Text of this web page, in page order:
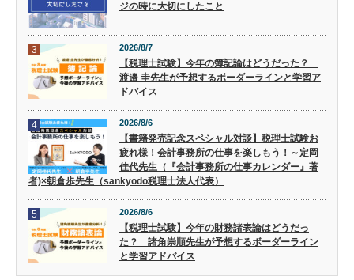
ジの時に大切にしたこと
3 2026/8/7
【税理士試験】今年の簿記論はどうだった？
渡邉 圭先生が予想するボーダーラインと学習ア
ドバイス
4 2026/8/6
【書籍発売記念スペシャル対談】税理士試験お
疲れ様！会計事務所の仕事を楽しもう！～定岡
佳代先生（『会計事務所の仕事カレンダー』著
者)×朝倉歩先生（sankyodo税理士法人代表）
5 2026/8/6
【税理士試験】今年の財務諸表論はどうだっ
た？ 諸角崇順先生が予想するボーダーライン
と学習アドバイス